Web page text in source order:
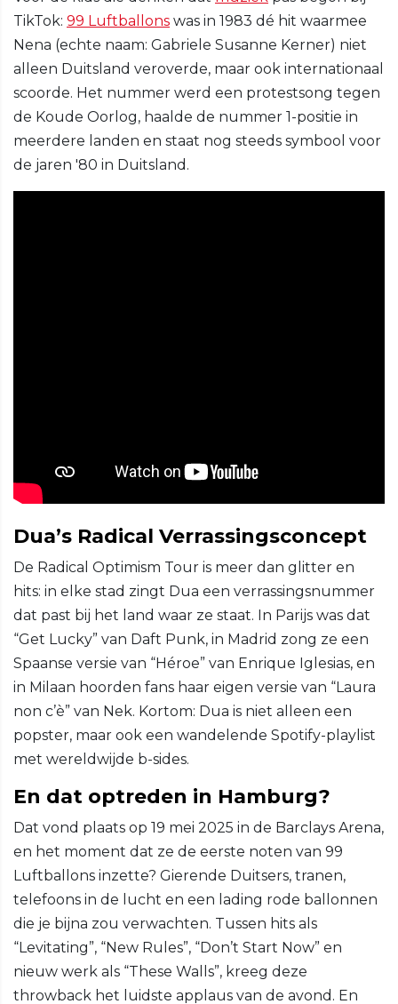
TikTok: 99 Luftballons was in 1983 dé hit waarmee
Nena (echte naam: Gabriele Susanne Kerner) niet
alleen Duitsland veroverde, maar ook internationaal
scoorde. Het nummer werd een protestsong tegen
de Koude Oorlog, haalde de nummer 1-positie in
meerdere landen en staat nog steeds symbool voor
de jaren '80 in Duitsland.
Dua’s Radical Verrassingsconcept
De Radical Optimism Tour is meer dan glitter en
hits: in elke stad zingt Dua een verrassingsnummer
dat past bij het land waar ze staat. In Parijs was dat
“Get Lucky” van Daft Punk, in Madrid zong ze een
Spaanse versie van “Héroe” van Enrique Iglesias, en
in Milaan hoorden fans haar eigen versie van “Laura
non c’è” van Nek. Kortom: Dua is niet alleen een
popster, maar ook een wandelende Spotify-playlist
met wereldwijde b-sides.
En dat optreden in Hamburg?
Dat vond plaats op 19 mei 2025 in de Barclays Arena,
en het moment dat ze de eerste noten van 99
Luftballons inzette? Gierende Duitsers, tranen,
telefoons in de lucht en een lading rode ballonnen
die je bijna zou verwachten. Tussen hits als
“Levitating”, “New Rules”, “Don’t Start Now” en
nieuw werk als “These Walls”, kreeg deze
throwback het luidste applaus van de avond. En